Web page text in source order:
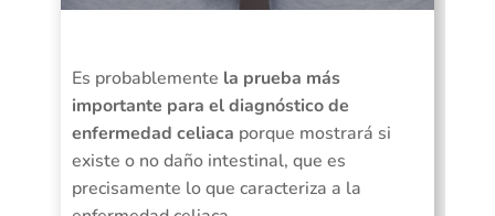
Es probablemente la prueba más
importante para el diagnóstico de
enfermedad celiaca porque mostrará si
existe o no daño intestinal, que es
precisamente lo que caracteriza a la